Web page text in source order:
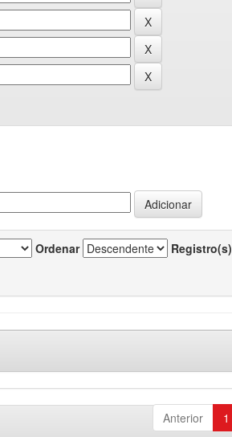
Ordenar Registro(s)
Anterior 1